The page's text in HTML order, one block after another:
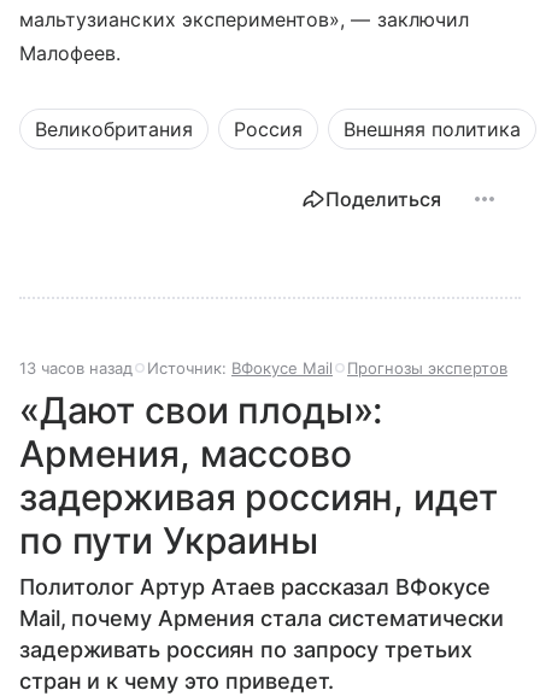
мальтузианских экспериментов», — заключил
Малофеев.
Великобритания Россия Внешняя политика
Поделиться
13 часов назад Источник: ВФокусе Mail Прогнозы экспертов
«Дают свои плоды»:
Армения, массово
задерживая россиян, идет
по пути Украины
Политолог Артур Атаев рассказал ВФокусе
Mail, почему Армения стала систематически
задерживать россиян по запросу третьих
стран и к чему это приведет.